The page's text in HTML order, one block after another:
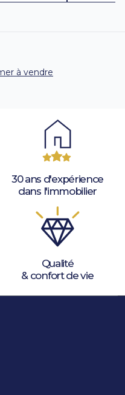
à vendre
30 ans d'expérience
dans l'immobilier
Qualité
& confort de vie